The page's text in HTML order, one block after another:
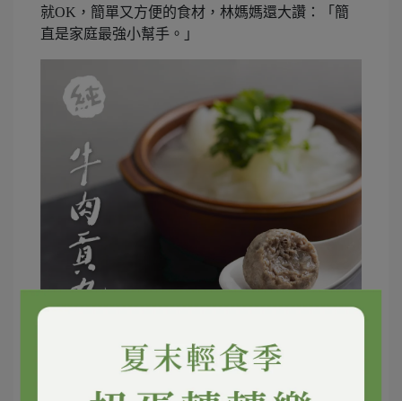
就OK，簡單又方便的食材，林媽媽還大讚：「簡
直是家庭最強小幫手。」